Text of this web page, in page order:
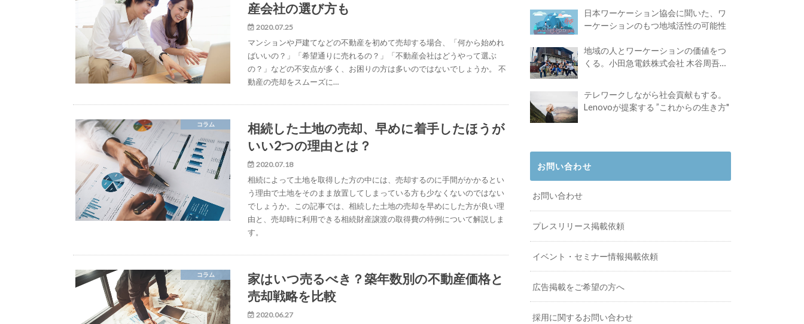
産会社の選び方も
2020.07.25
マンションや戸建てなどの不動産を初めて売却する場合、「何から始めれ
ばいいの？」「希望通りに売れるの？」「不動産会社はどうやって選ぶ
の？」などの不安点が多く、お困りの方は多いのではないでしょうか。 不
動産の売却をスムーズに…
コラム
相続した土地の売却、早めに着手したほうが
いい2つの理由とは？
2020.07.18
相続によって土地を取得した方の中には、売却するのに手間がかかるとい
う理由で土地をそのまま放置してしまっている方も少なくないのではない
でしょうか。この記事では、相続した土地の売却を早めにした方が良い理
由と、売却時に利用できる相続財産譲渡の取得費の特例について解説しま
す。
コラム
家はいつ売るべき？築年数別の不動産価格と
売却戦略を比較
2020.06.27
日本ワーケーション協会に聞いた、ワ
ーケーションのもつ地域活性の可能性
地域の人とワーケーションの価値をつ
くる。小田急電鉄株式会社 木谷周吾さ
テレワークしながら社会貢献もする。
Lenovoが提案する ”これからの生き方"
お問い合わせ
お問い合わせ
プレスリリース掲載依頼
イベント・セミナー情報掲載依頼
広告掲載をご希望の方へ
採用に関するお問い合わせ